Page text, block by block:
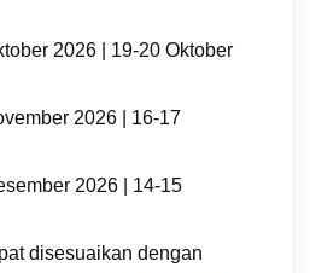
2026 | 19-20 Oktober
2026 | 16-17
2026 | 14-15
disesuaikan dengan